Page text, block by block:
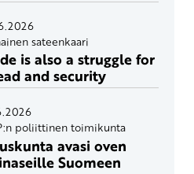
sateenkaari
is also a struggle for
and security
poliittinen toimikunta
avasi oven
Suomeen